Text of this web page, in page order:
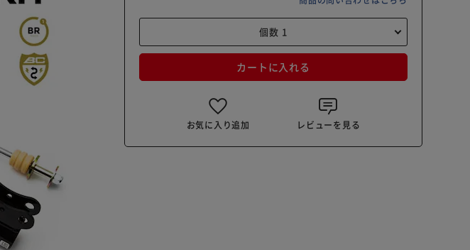
カートに入れる
お気に入り追加 レビューを見る